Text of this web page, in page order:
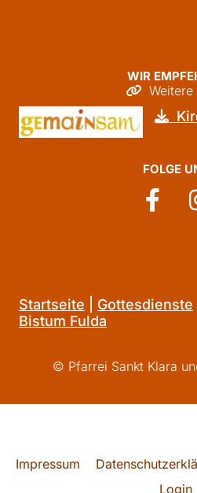
WIR
 Weitere

FOLGE
Startseite Gottesdienste
Bistum Fulda
© Pfarrei Sankt Klara
Impressum
Login